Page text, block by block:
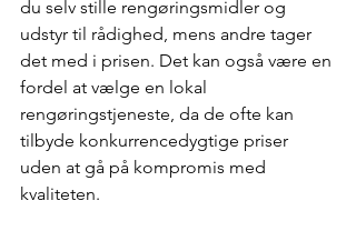
du selv stille rengøringsmidler og
udstyr til rådighed, mens andre tager
det med i prisen. Det kan også være en
fordel at vælge en lokal
rengøringstjeneste, da de ofte kan
tilbyde konkurrencedygtige priser
uden at gå på kompromis med
kvaliteten.